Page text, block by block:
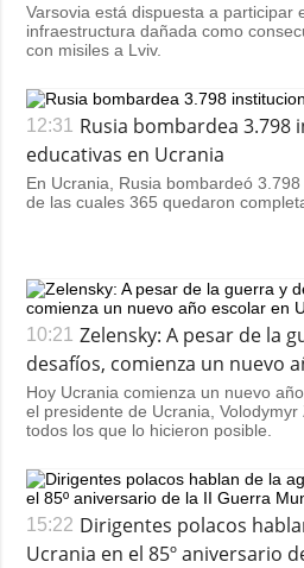
Varsovia está dispuesta a participar
infraestructura dañada como
con misiles a Lviv.
12:31
Rusia bombardea 3.798
educativas en Ucrania
En Ucrania, Rusia bombardeó
de las cuales 365 quedaron
10:21
Zelensky: A pesar de la
desafíos, comienza un nuevo
Hoy Ucrania comienza un nuevo
el presidente de Ucrania,
todos los que lo hicieron posible.
15:22 Dirigentes polacos
Ucrania en el 85º aniversario